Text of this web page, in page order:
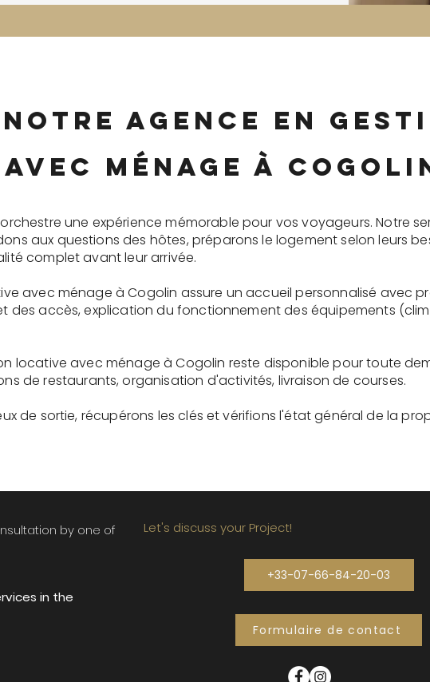
agence en
ménage à
une expérience mémorable pour vos voyageurs. Notre
aux questions des hôtes, préparons le logement selon leurs
complet avant leur arrivée.
avec ménage à Cogolin assure un accueil personnalisé avec
des accès, explication du fonctionnement des équipements
locative avec ménage à Cogolin reste disponible pour toute
de restaurants, organisation d'activités, livraison de courses.
de sortie, récupérons les clés et vérifions l'état général de la
by one of
in the
Let's discuss your Project!
+33-07-66-84-20-03
Formulaire de contact